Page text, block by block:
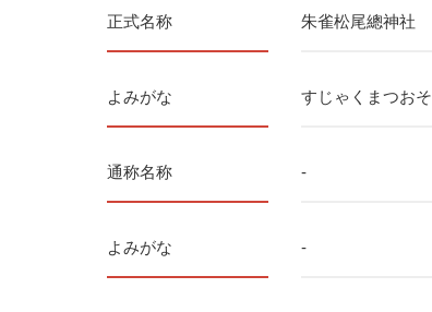
正式名称 朱雀松尾總神社
よみがな すじゃくまつお
通称名称 -
よみがな -